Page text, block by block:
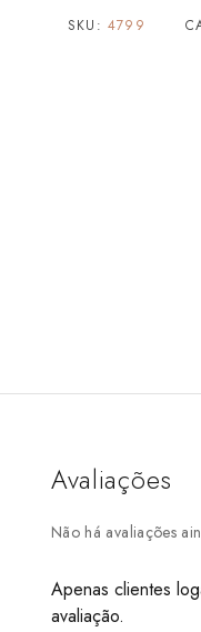
SKU: 4799
Avaliações
Não há avaliações
Apenas clientes
avaliação.